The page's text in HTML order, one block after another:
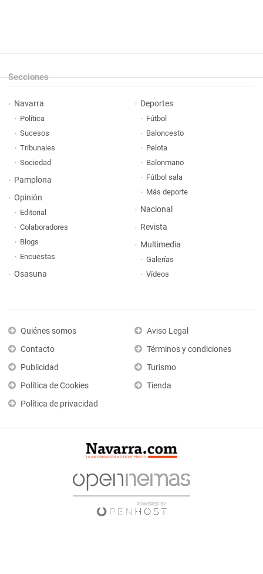
Secciones
Navarra
Política
Sucesos
Tribunales
Sociedad
Pamplona
Opinión
Editorial
Colaboradores
Blogs
Encuestas
Osasuna
Deportes
Fútbol
Baloncesto
Pelota
Balonmano
Fútbol sala
Más deporte
Nacional
Revista
Multimedia
Galerías
Vídeos
Quiénes somos
Contacto
Publicidad
Política de Cookies
Política de privacidad
Aviso Legal
Términos y condiciones
Turismo
Tienda